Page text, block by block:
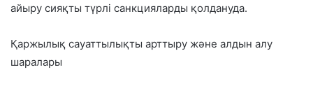
айыру сияқты түрлі санкцияларды қолдануда.
Қаржылық сауаттылықты арттыру және алдын алу
шаралары